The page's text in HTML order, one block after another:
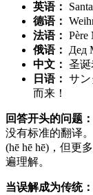
英语：
德语：
法语： Père
俄语：
Дед
中文： 圣诞
日语： サン
而来！
回答开头的问题：
没有标准的翻译
(hē hē hē)，但更
遍理解。
当误解成为传统：